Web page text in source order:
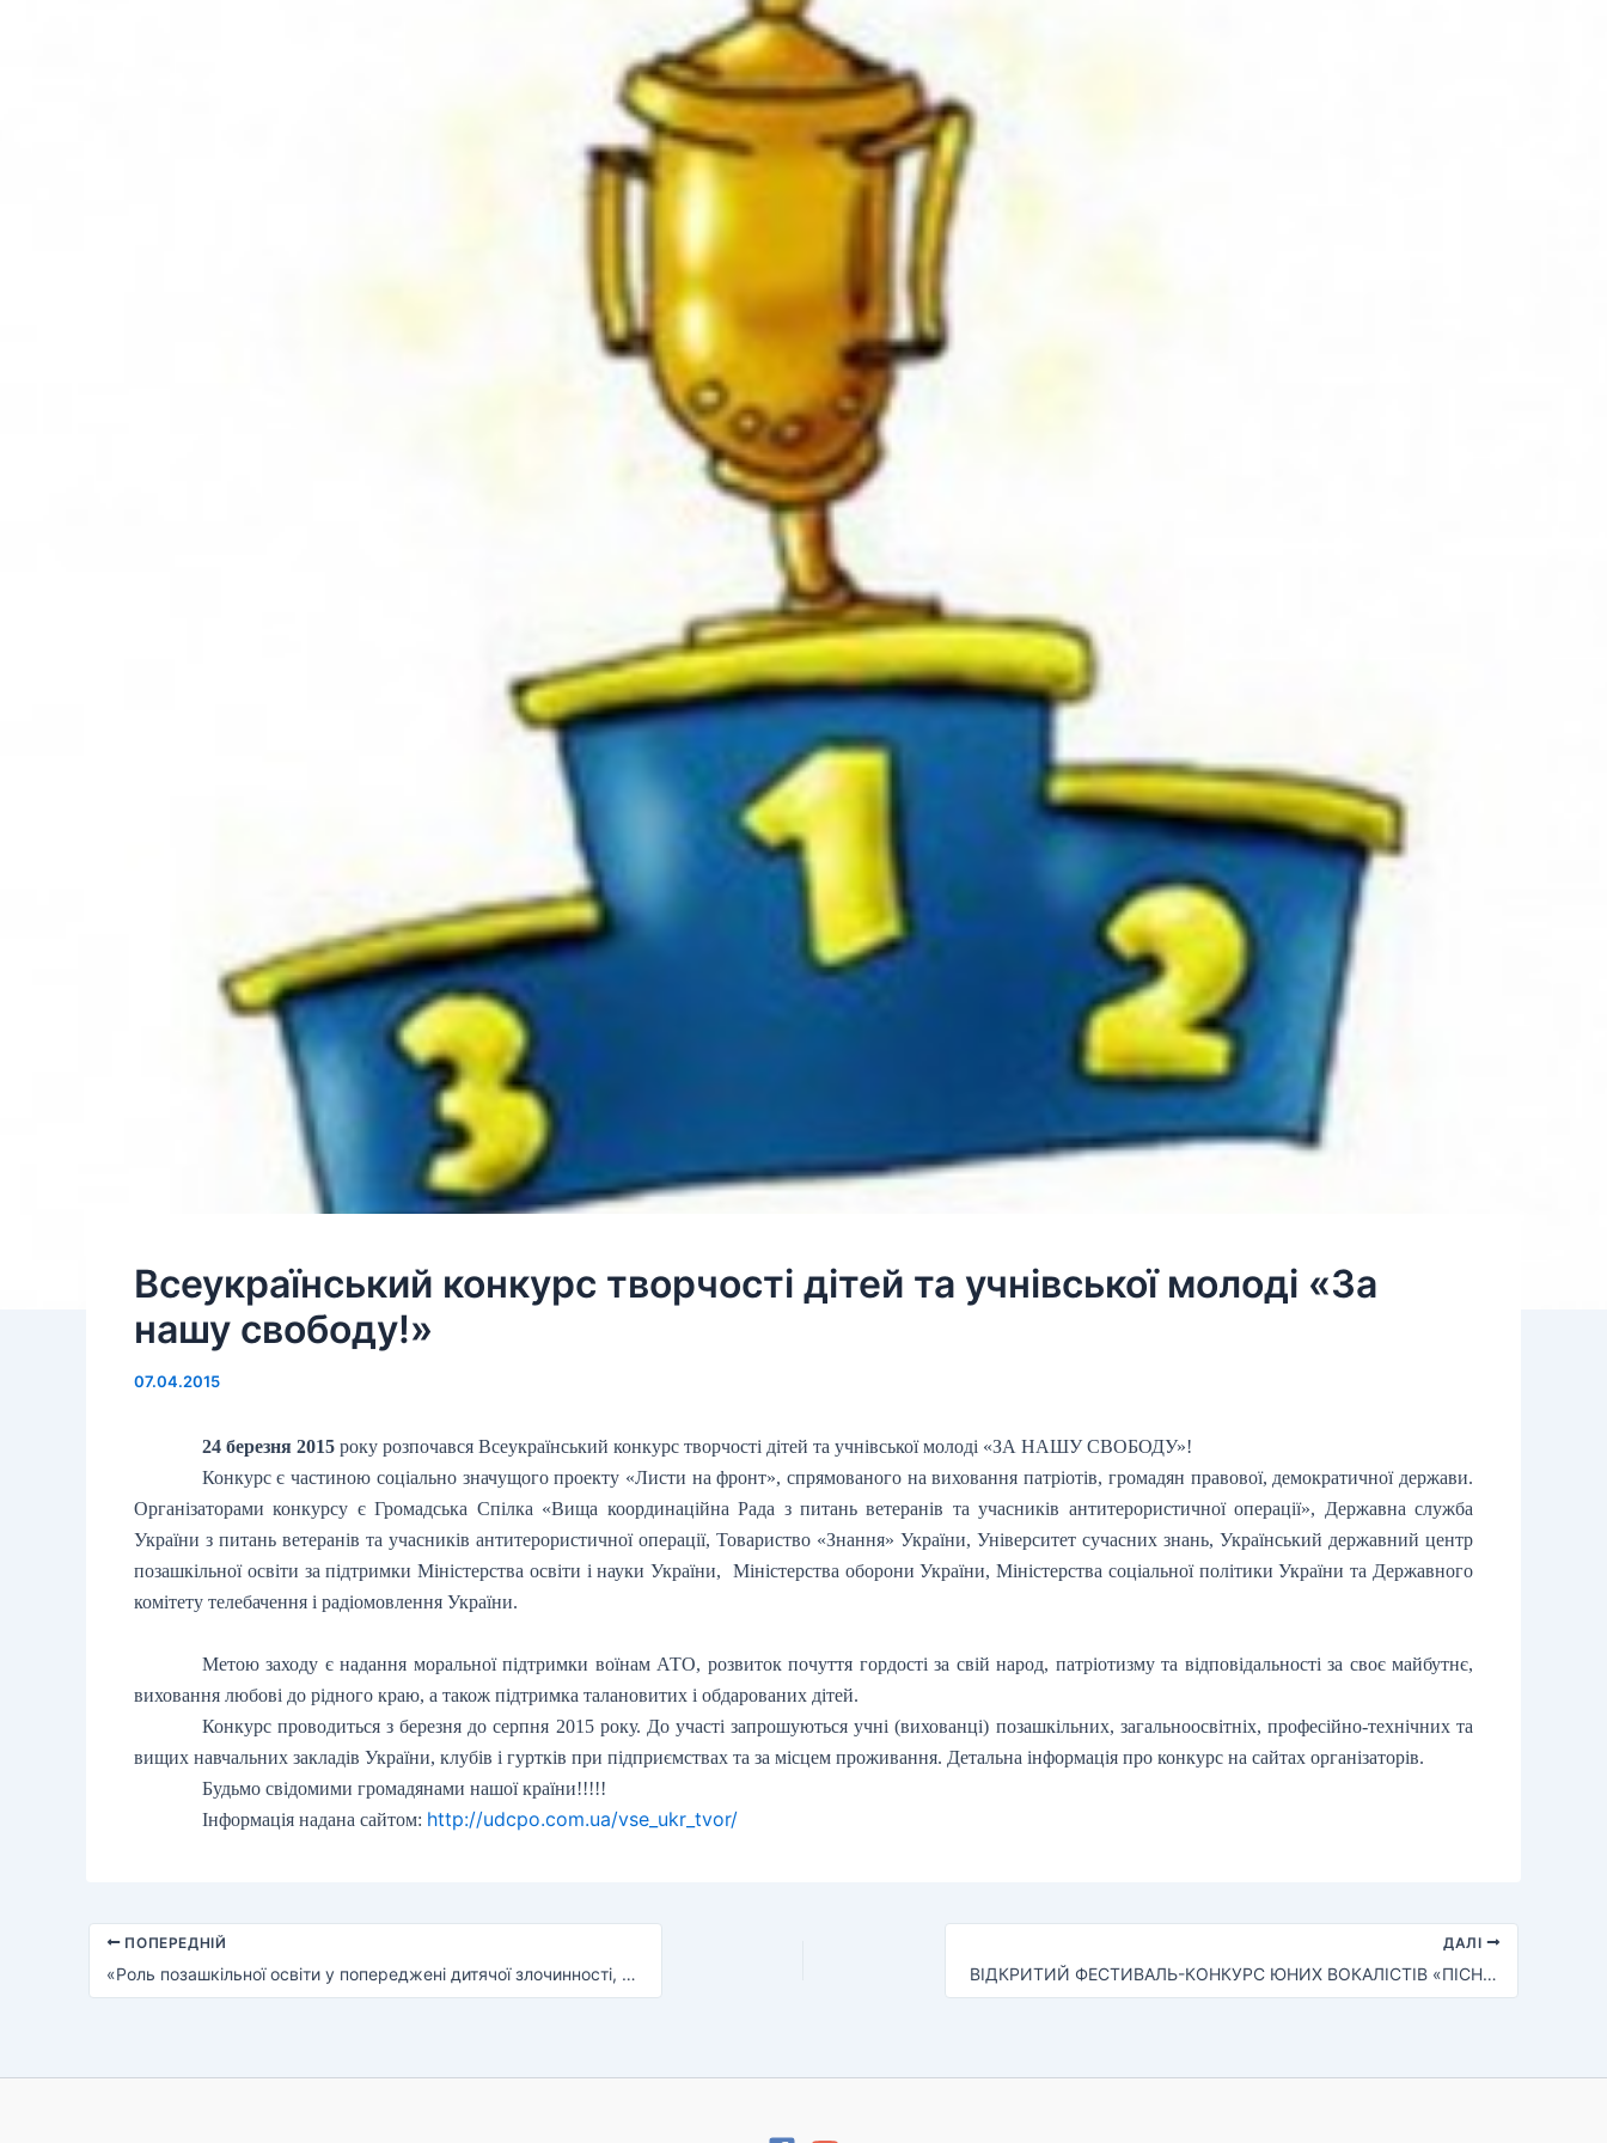
Всеукраїнський конкурс творчості дітей та учнівської молоді «За
нашу свободу!»
07.04.2015
24 березня 2015року розпочався Всеукраїнський конкурс творчості дітей та учнівської молоді «ЗА НАШУ СВОБОДУ»!
Конкурс є частиною соціально значущого проекту «Листи на фронт», спрямованого на виховання патріотів, громадян правової, демократичної держави.
Організаторами конкурсу є Громадська Спілка «Вища координаційна Рада з питань ветеранів та учасників антитерористичної операції», Державна служба
України з питань ветеранів та учасників антитерористичної операції, Товариство «Знання» України, Університет сучасних знань, Український державний центр
позашкільної освіти за підтримки Міністерства освіти і науки України, Міністерства оборони України, Міністерства соціальної політики України та Державного
комітету телебачення і радіомовлення України.
Метою заходу є надання моральної підтримки воїнам АТО, розвиток почуття гордості за свій народ, патріотизму та відповідальності за своє майбутнє,
виховання любові до рідного краю, а також підтримка талановитих і обдарованих дітей.
Конкурс проводиться з березня до серпня 2015 року. До участі запрошуються учні (вихованці) позашкільних, загальноосвітніх, професійно-технічних та
вищих навчальних закладів України, клубів і гуртків при підприємствах та за місцем проживання. Детальна інформація про конкурс на сайтах організаторів.
Будьмо свідомими громадянами нашої країни!!!!!
Інформація надана сайтом: http://udcpo.com.ua/vse_ukr_tvor/
ПОПЕРЕДНІЙ
«Роль позашкільної освіти у попереджені дитячої злочинності, безоглядності і безпритульності»
ДАЛІ
ВІДКРИТИЙ ФЕСТИВАЛЬ-КОНКУРС ЮНИХ ВОКАЛІСТІВ «ПІСНЯ НАД БУГОМ»